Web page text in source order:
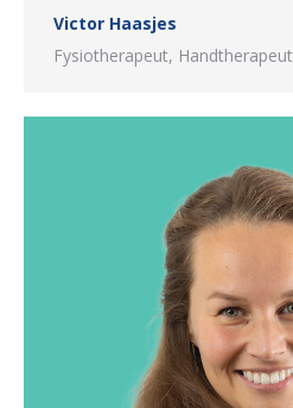
Victor Haasjes
Fysiotherapeut, Handtherapeut